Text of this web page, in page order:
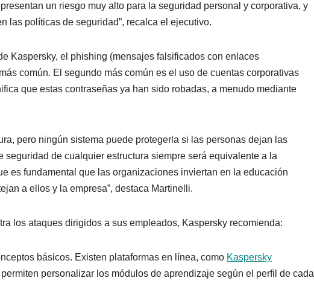
un riesgo muy alto para la seguridad personal y corporativa, y
las políticas de seguridad”, recalca el ejecutivo.
Kaspersky, el phishing (mensajes falsificados con enlaces
común. El segundo más común es el uso de cuentas corporativas
que estas contraseñas ya han sido robadas, a menudo mediante
pero ningún sistema puede protegerla si las personas dejan las
seguridad de cualquier estructura siempre será equivalente a la
es fundamental que las organizaciones inviertan en la educación
a ellos y la empresa”, destaca Martinelli.
los ataques dirigidos a sus empleados, Kaspersky recomienda:
básicos. Existen plataformas en línea, como Kaspersky
permiten personalizar los módulos de aprendizaje según el perfil de cada